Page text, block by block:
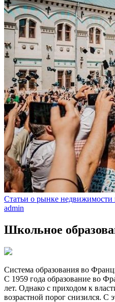
Статьи о рынке
admin
Школьное
Система образования во
С 1959 года образование во
лет. Однако с приходом к
возрастной порог снизился. С